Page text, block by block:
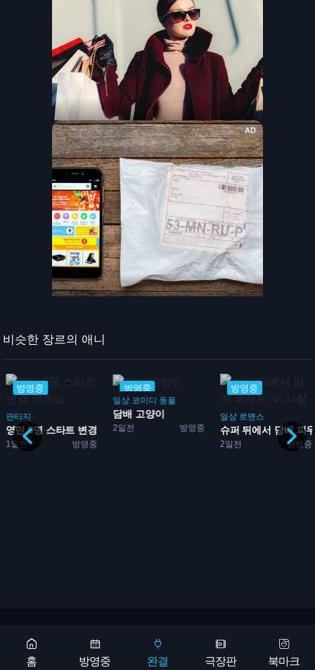
비슷한 장르의 애니
방영중
판타지
1일전 방영중
영민 0명 스타트 변경 영주...
방영중
일상 코미디 동물
2일전 방영중
담배 고양이
방영중
일상 로맨스
2일전 방영중
슈퍼 뒤에서 담배 피
Copyright 2026 © 애니어바웃, aniabout.com. All Rights Reserved
홈 방영중 완결 극장판 북마크